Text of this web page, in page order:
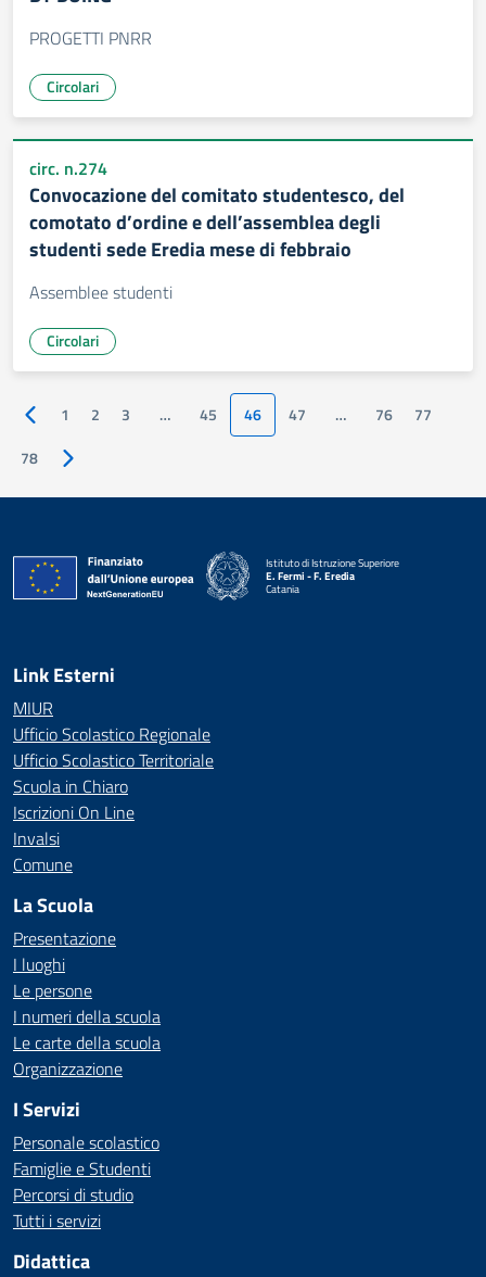
PROGETTI PNRR
Circolari
circ. n.274
Convocazione del comitato studentesco, del
comotato d’ordine e dell’assemblea degli
studenti sede Eredia mese di febbraio
Assemblee studenti
Circolari
Pagina precedente
1 2 3 … 45 46 47 … 76
77
78
Pagina successiva
Istituto di Istruzione Superiore
E. Fermi - F. Eredia
Catania
Link Esterni
MIUR
Ufficio Scolastico Regionale
Ufficio Scolastico Territoriale
Scuola in Chiaro
Iscrizioni On Line
Invalsi
Comune
La Scuola
Presentazione
I luoghi
Le persone
I numeri della scuola
Le carte della scuola
Organizzazione
I Servizi
Personale scolastico
Famiglie e Studenti
Percorsi di studio
Tutti i servizi
Didattica